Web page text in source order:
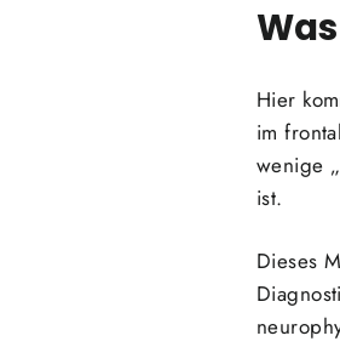
Hier
im
wenige
ist.
Dieses